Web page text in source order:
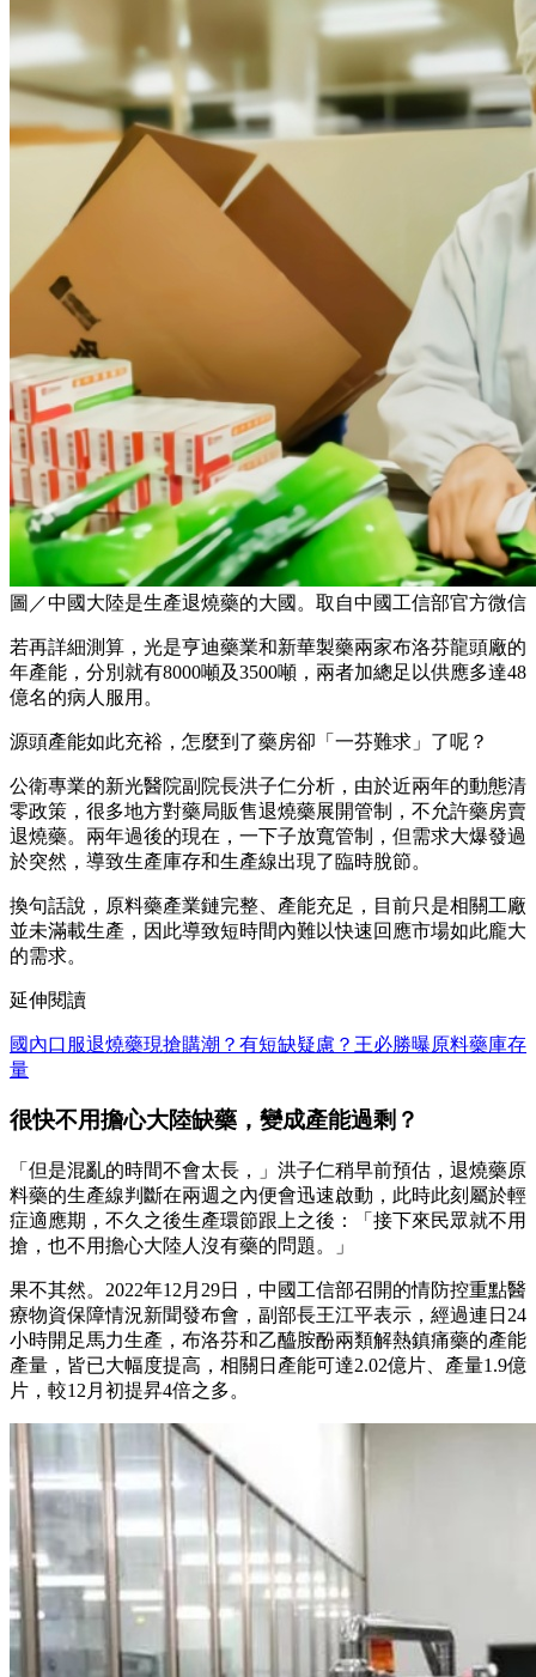
圖／中國大陸是生產退燒藥的大國。取自中國工信部官方微信
若再詳細測算，光是亨迪藥業和新華製藥兩家布洛芬龍頭廠的
年產能，分別就有8000噸及3500噸，兩者加總足以供應多達48
億名的病人服用。
源頭產能如此充裕，怎麼到了藥房卻「一芬難求」了呢？
公衛專業的新光醫院副院長洪子仁分析，由於近兩年的動態清
零政策，很多地方對藥局販售退燒藥展開管制，不允許藥房賣
退燒藥。兩年過後的現在，一下子放寬管制，但需求大爆發過
於突然，導致生產庫存和生產線出現了臨時脫節。
換句話說，原料藥產業鏈完整、產能充足，目前只是相關工廠
並未滿載生產，因此導致短時間內難以快速回應市場如此龐大
的需求。
延伸閱讀
國內口服退燒藥現搶購潮？有短缺疑慮？王必勝曝原料藥庫存
量
很快不用擔心大陸缺藥，變成產能過剩？
「但是混亂的時間不會太長，」洪子仁稍早前預估，退燒藥原
料藥的生產線判斷在兩週之內便會迅速啟動，此時此刻屬於輕
症適應期，不久之後生產環節跟上之後：「接下來民眾就不用
搶，也不用擔心大陸人沒有藥的問題。」
果不其然。2022年12月29日，中國工信部召開的情防控重點醫
療物資保障情況新聞發布會，副部長王江平表示，經過連日24
小時開足馬力生產，布洛芬和乙醯胺酚兩類解熱鎮痛藥的產能
產量，皆已大幅度提高，相關日產能可達2.02億片、產量1.9億
片，較12月初提昇4倍之多。